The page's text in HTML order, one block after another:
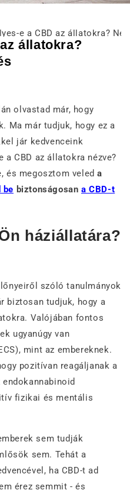
e a CBD az állatokra?
állatokra?
olvastad már, hogy
Ma már tudjuk, hogy ez a
jár kedvenceink
a CBD az állatokra nézve?
és megosztom veleda
be biztonságosan a CBD-t
háziállatára?
szóló tanulmányok
biztosan tudjuk, hogy a
Valójában fontos
ugyanúgy van
mint az embereknek.
pozitívan reagáljanak a
fizikai és mentális
sem tudják
sem. Tehát a
ha CBD-t ad
érez semmit - és